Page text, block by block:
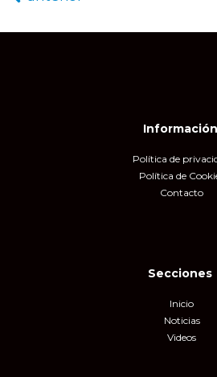
Información
Política de
Política de
Contacto
Secciones
Inicio
Noticias
Videos